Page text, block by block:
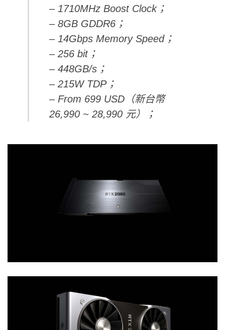
– 1710MHz Boost Clock；
– 8GB GDDR6；
– 14Gbps Memory Speed；
– 256 bit；
– 448GB/s；
– 215W TDP；
– From 699 USD（新台幣
26,990 ~ 28,990 元）；